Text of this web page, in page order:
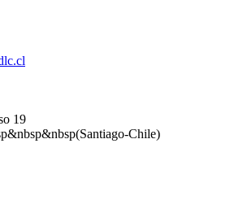
19
Chile)